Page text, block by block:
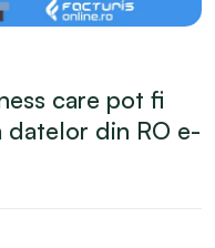
care pot fi
datelor din RO e-